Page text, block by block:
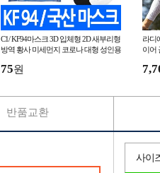
C1/ KF94마스크 3D 입체형 2D 새부리형
방역 황사 미세먼지 코로나 대형 성인용
75원
라디
이어
반품교환
사이